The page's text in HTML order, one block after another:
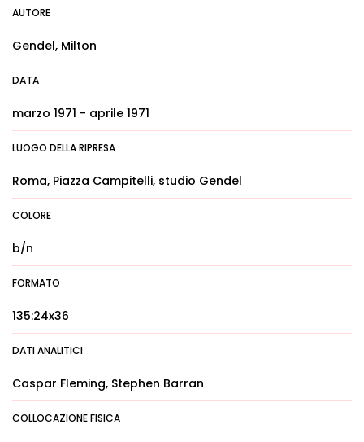
AUTORE
Gendel, Milton
DATA
marzo 1971 - aprile 1971
LUOGO DELLA RIPRESA
Roma, Piazza Campitelli, studio Gendel
COLORE
b/n
FORMATO
135:24x36
DATI ANALITICI
Caspar Fleming, Stephen Barran
COLLOCAZIONE FISICA